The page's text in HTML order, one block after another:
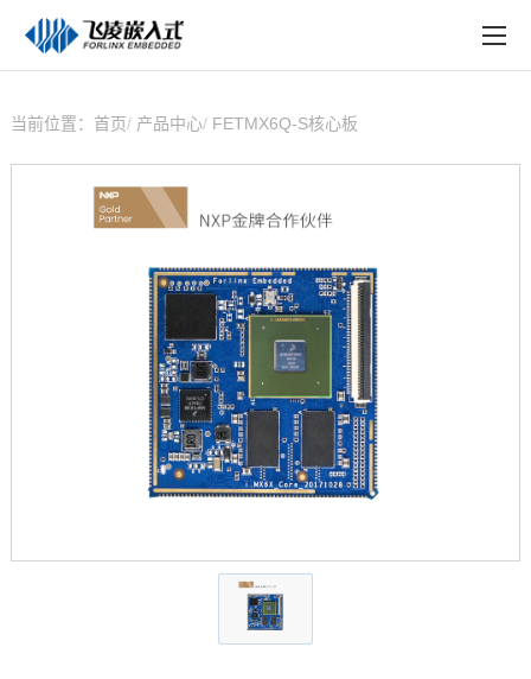
技术与支持
在线购买
当前位置： 首页 产品中心 FETMX6Q-S核心板